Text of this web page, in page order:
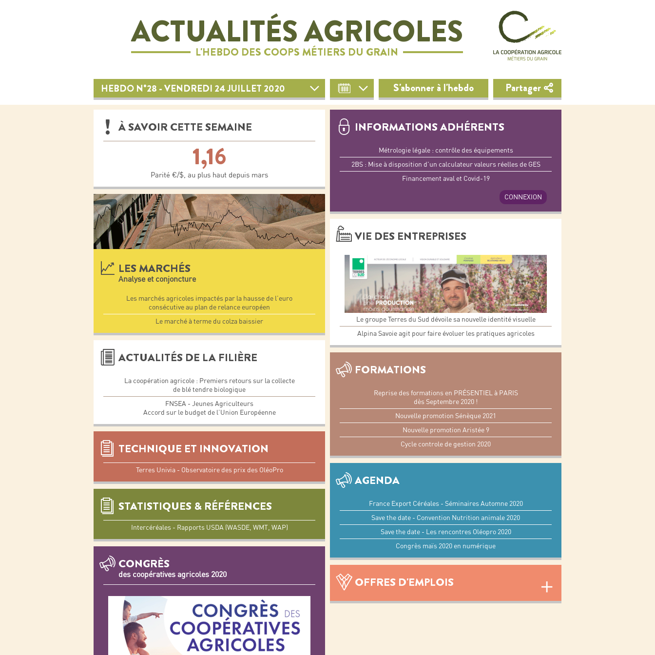
ACTUALITÉS AGRICOLES
L'HEBDO DES COOPS MÉTIERS DU GRAIN
S'abonner à l'hebdo Partager
HEBDO N°28 - VENDREDI 24 JUILLET 2020
À SAVOIR CETTE SEMAINE
1,16
Parité €/$, au plus haut depuis mars
LES MARCHÉS
Analyse et conjoncture
Les marchés agricoles impactés par la hausse de l’euro
consécutive au plan de relance européen
Le marché à terme du colza baissier
ACTUALITÉS DE LA FILIÈRE
La coopération agricole : Premiers retours sur la collecte
de blé tendre biologique
FNSEA - Jeunes Agriculteurs
Accord sur le budget de l’Union Européenne
TECHNIQUE ET INNOVATION
Terres Univia - Observatoire des prix des OléoPro
STATISTIQUES & RÉFÉRENCES
Intercéréales - Rapports USDA (WASDE, WMT, WAP)
CONGRÈS
des coopératives agricoles 2020
INFORMATIONS ADHÉRENTS
Métrologie légale : contrôle des équipements
2BS : Mise à disposition d'un calculateur valeurs réelles de GES
Financement aval et Covid-19
CONNEXION
VIE DES ENTREPRISES
Le groupe Terres du Sud dévoile sa nouvelle identité visuelle
Alpina Savoie agit pour faire évoluer les pratiques agricoles
FORMATIONS
Reprise des formations en PRÉSENTIEL à PARIS
dès Septembre 2020 !
Nouvelle promotion Sénèque 2021
Nouvelle promotion Aristée 9
Cycle controle de gestion 2020
AGENDA
France Export Céréales - Séminaires Automne 2020
Save the date - Convention Nutrition animale 2020
Save the date - Les rencontres Oléopro 2020
Congrès maïs 2020 en numérique
OFFRES D'EMPLOIS